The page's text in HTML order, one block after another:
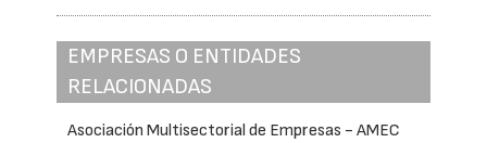
EMPRESAS O ENTIDADES
RELACIONADAS
Asociación Multisectorial de Empresas - AMEC